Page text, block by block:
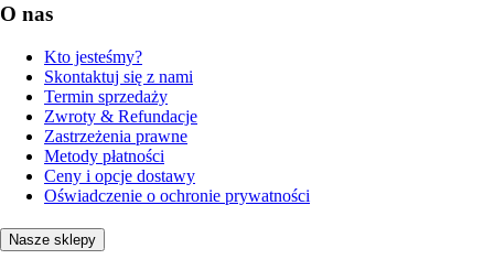
O nas
Kto jesteśmy?
Skontaktuj się z nami
Termin sprzedaży
Zwroty & Refundacje
Zastrzeżenia prawne
Metody płatności
Ceny i opcje dostawy
Oświadczenie o ochronie prywatności
Nasze sklepy